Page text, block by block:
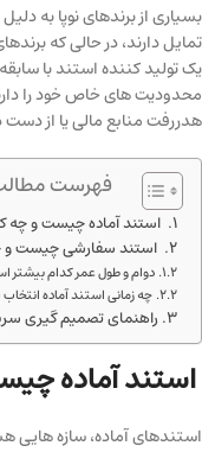
بسیاری از برندهای نوپا به
تمایل دارند، در حالی که
یک تولید کننده استند با
محدودیت های خاص خود را
هدررفت منابع مالی یا از
فهرست
استند آماده چیست و چه
استند سفارشی چیست و
دوام و طول عمر کدام بیشتر
چه زمانی استند آماده
راهنمای تصمیم گیری
استند آماده
استندهای آماده، سازه هایی